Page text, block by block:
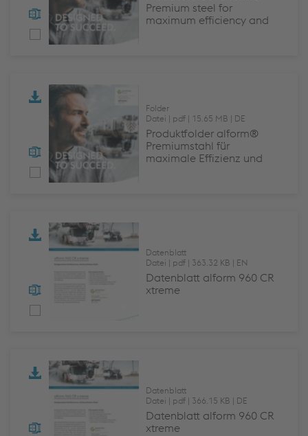
Premium steel for
maximum efficiency and
Folder
Datei
pdf 15.65 MB DE
Produktfolder alform®
Premiumstahl für
maximale Effizienz und
Datenblatt
Datei
pdf 363.32 KB EN
Datenblatt alform 960 CR
xtreme
Datenblatt
Datei
pdf 366.15 KB DE
Datenblatt alform 960 CR
xtreme